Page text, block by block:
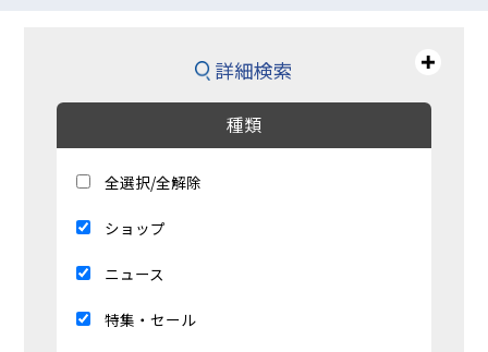
詳細検索
種類
全選択/全解除
ショップ
ニュース
特集・セール